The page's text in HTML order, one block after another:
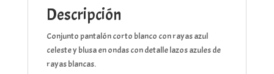
Descripción
Conjunto pantalón corto blanco con rayas azul
celeste y blusa en ondas con detalle lazos azules de
rayas blancas.